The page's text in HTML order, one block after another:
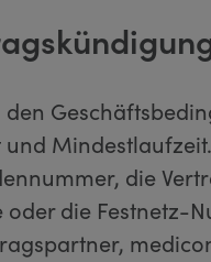
die
die Festnetz-